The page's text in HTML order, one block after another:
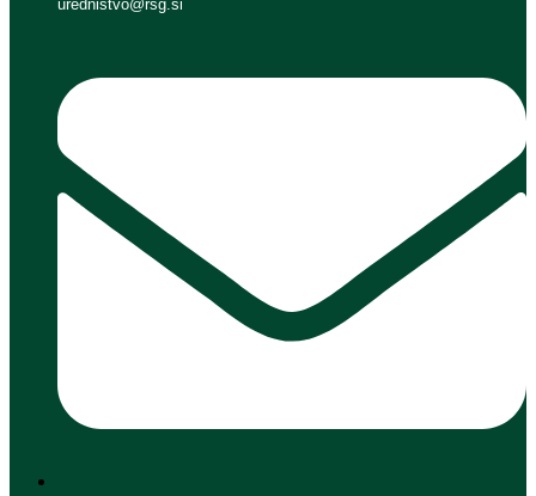
urednistvo@rsg.si